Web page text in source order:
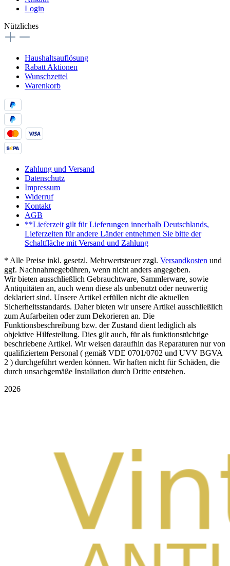
Login
Nützliches
Haushaltsauflösung
Rabatt Aktionen
Wunschzettel
Warenkorb
Zahlung und Versand
Datenschutz
Impressum
Widerruf
Kontakt
AGB
**Lieferzeit gilt für Lieferungen innerhalb Deutschlands,
Lieferzeiten für andere Länder entnehmen Sie bitte der
Schaltfläche mit Versand und Zahlung
* Alle Preise inkl. gesetzl. Mehrwertsteuer zzgl. Versandkosten und
ggf. Nachnahmegebühren, wenn nicht anders angegeben.
Wir bieten ausschließlich Gebrauchtware, Sammlerware, sowie
Antiquitäten an, auch wenn diese als unbenutzt oder neuwertig
deklariert sind. Unsere Artikel erfüllen nicht die aktuellen
Sicherheitsstandards. Daher bieten wir unsere Artikel ausschließlich
zum Aufarbeiten oder zum Dekorieren an. Die
Funktionsbeschreibung bzw. der Zustand dient lediglich als
objektive Hilfestellung. Dies gilt auch, für als funktionstüchtige
beschriebene Artikel. Wir weisen daraufhin das Reparaturen nur von
qualifiziertem Personal ( gemäß VDE 0701/0702 und UVV BGVA
2 ) durchgeführt werden können. Wir haften nicht für Schäden, die
durch unsachgemäße Installation durch Dritte entstehen.
2026